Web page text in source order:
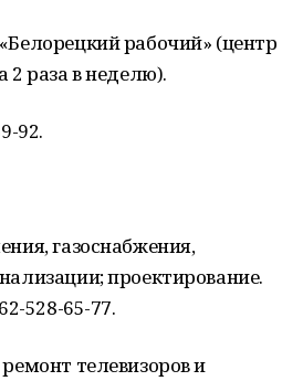
рабочий» (центр
2 раза в неделю).
92.
газоснабжения,
проектирование.
528-65-77.
телевизоров и